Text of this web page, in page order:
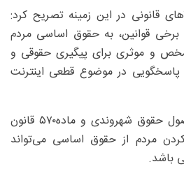
قانونی در این زمینه تصریح کرد:
قوانین، به حقوق اساسی مردم
و موثری برای پیگیری حقوقی و
پاسخگویی در موضوع قطعی اینترنت
با این حال در چارچوب اصول حقوق شهروندی و ماده۵۷۰ قانون
مردم از حقوق اساسی می‌تواند
باشد.